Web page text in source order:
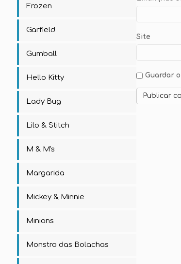
Frozen
Garfield
Gumball
Hello Kitty
Lady Bug
Lilo & Stitch
M & M's
Margarida
Mickey & Minnie
Minions
Monstro das Bolachas
Site
Guardar